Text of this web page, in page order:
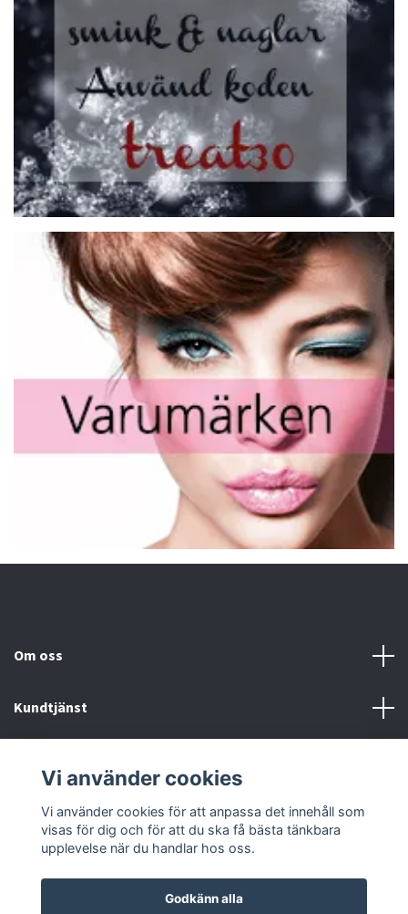
Om oss
Kundtjänst
Sociala medier
Vi använder cookies
Vi använder cookies för att anpassa det innehåll som
visas för dig och för att du ska få bästa tänkbara
upplevelse när du handlar hos oss.
Godkänn alla